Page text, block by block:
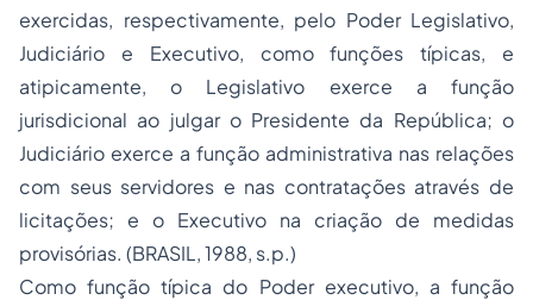
exercidas, respectivamente, pelo Poder Legislativo,
Judiciário e Executivo, como funções típicas, e
atipicamente, o Legislativo exerce a função
jurisdicional ao julgar o Presidente da República; o
Judiciário exerce a função administrativa nas relações
com seus servidores e nas contratações através de
licitações; e o Executivo na criação de medidas
provisórias. (BRASIL, 1988, s.p.)
Como função típica do Poder executivo, a função